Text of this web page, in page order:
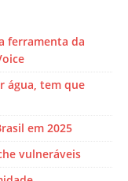
ferramenta da
água, tem que
em 2025
vulneráveis